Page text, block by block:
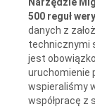
500 reguł
danych z
technicznymi
jest
uruchomienie
wspieraliśmy
współpracę z